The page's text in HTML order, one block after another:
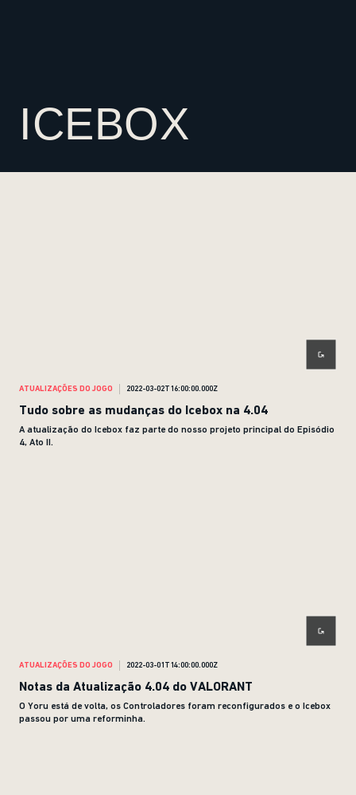
ICEBOX
ATUALIZAÇÕES DO JOGO 2022-03-02T16:00:00.000Z
Tudo sobre as mudanças do Icebox na 4.04
A atualização do Icebox faz parte do nosso projeto principal do Episódio
4, Ato II.
ATUALIZAÇÕES DO JOGO 2022-03-01T14:00:00.000Z
Notas da Atualização 4.04 do VALORANT
O Yoru está de volta, os Controladores foram reconfigurados e o Icebox
passou por uma reforminha.